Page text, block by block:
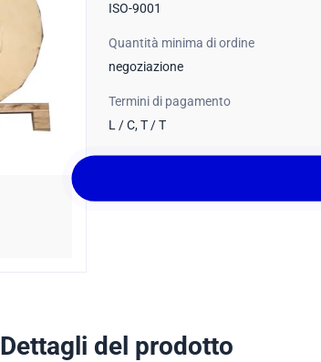
ISO-9001
Quantità minima di ordine
negoziazione
Termini di pagamento
L / C, T / T
Dettagli del prodotto